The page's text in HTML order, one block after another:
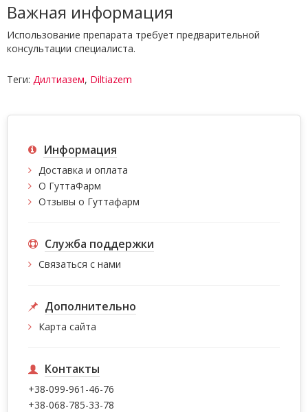
Важная информация
Использование препарата требует предварительной
консультации специалиста.
Теги: Дилтиазем, Diltiazem
Информация
Доставка и оплата
О ГуттаФарм
Отзывы о Гуттафарм
Служба поддержки
Связаться с нами
Дополнительно
Карта сайта
Контакты
+38-099-961-46-76
+38-068-785-33-78